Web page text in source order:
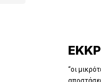
“οι